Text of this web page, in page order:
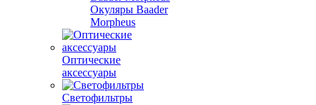
Окуляры Baader
Morpheus
Оптические
аксессуары
Светофильтры